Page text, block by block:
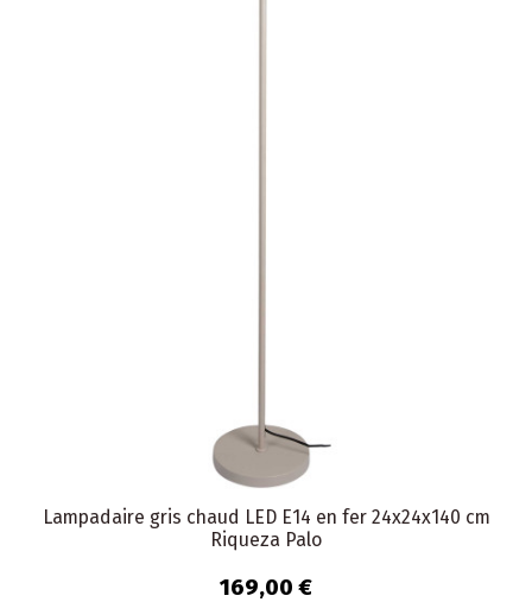
Lampadaire gris chaud LED E14 en fer 24x24x140 cm
Riqueza Palo
169,00 €